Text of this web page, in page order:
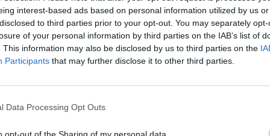
interest-based ads based on personal information utilized by us
to third parties prior to your opt-out. You may separately
of your personal information by third parties on the IAB’s list of
This information may also be disclosed by us to third parties on the
Participants that may further disclose it to other third parties.
Data Processing Opt Outs
opt-out of the Sharing of my personal data.
Αγώνες προεπιλογής για συμμετοχή
Παιδικούς Αγώνες
Δεκεμβρίου οι δηλώσεις συμμετοχής